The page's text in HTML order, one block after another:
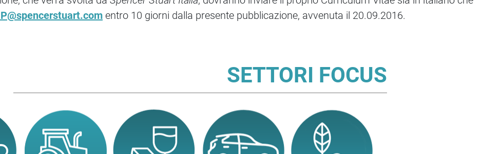
entro 10 giorni dalla presente pubblicazione, avvenuta il 20.09.2016.
SETTORI FOCUS